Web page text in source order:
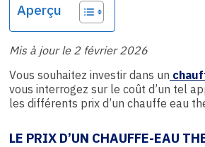
Aperçu
Mis à jour le 2 février 2026
Vous souhaitez investir dans un
vous interrogez sur le coût d’un tel
les différents prix d’un chauffe eau
LE PRIX D’UN CHAUFFE-EAU